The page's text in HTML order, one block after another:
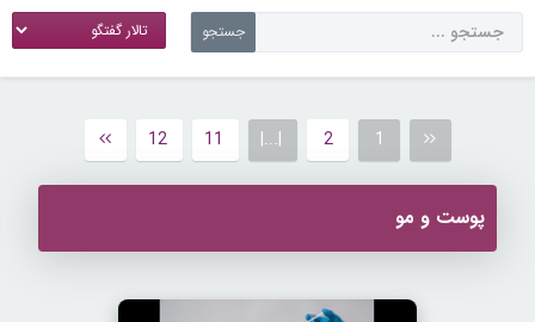
1
2
|...|
11
12
پوست و مو